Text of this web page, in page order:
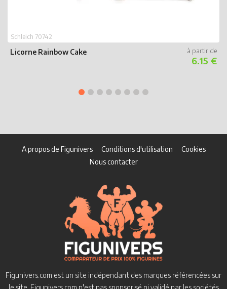
Licorne Rainbow Cake
Schleich 70742
6.15 €
A propos de Figunivers Conditions d'utilisation
Cookies
Nous contacter
Figunivers.com est un site indépendant des marques référencées sur